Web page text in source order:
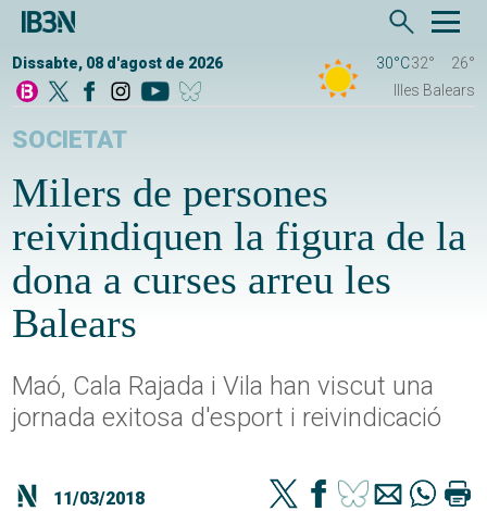
Dissabte, 08 d'agost de 2026 30°C32°
26°
Illes Balears
SOCIETAT
Milers de persones
reivindiquen la figura de la
dona a curses arreu les
Balears
Maó, Cala Rajada i Vila han viscut una
jornada exitosa d'esport i reivindicació
11/03/2018